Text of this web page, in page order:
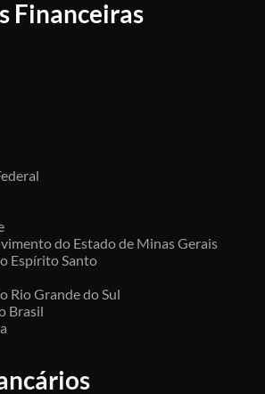
Financeiras
do Estado de Minas Gerais
Espírito Santo
Rio Grande do Sul
Brasil